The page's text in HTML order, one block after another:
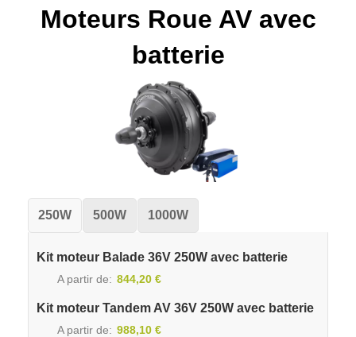
Moteurs Roue AV avec
batterie
250W 500W 1000W
Kit moteur Balade 36V 250W avec batterie
A partir de 844,20 €
Kit moteur Tandem AV 36V 250W avec batterie
A partir de 988,10 €